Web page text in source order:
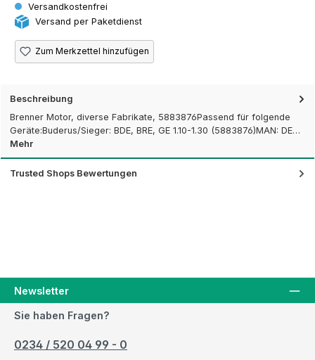
Versandkostenfrei
Versand per Paketdienst
Zum Merkzettel hinzufügen
Beschreibung
Brenner Motor, diverse Fabrikate, 5883876Passend für folgende
Geräte:Buderus/Sieger: BDE, BRE, GE 1.10-1.30 (5883876)MAN: DE…
Mehr
Trusted Shops Bewertungen
Newsletter
Sie haben Fragen?
0234 / 520 04 99 - 0